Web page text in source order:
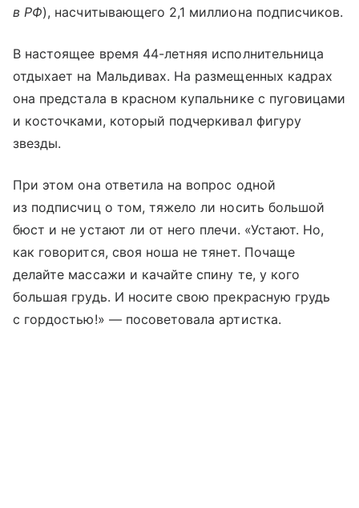
в РФ), насчитывающего 2,1 миллиона подписчиков.
В настоящее время 44-летняя исполнительница
отдыхает на Мальдивах. На размещенных кадрах
она предстала в красном купальнике с пуговицами
и косточками, который подчеркивал фигуру
звезды.
При этом она ответила на вопрос одной
из подписчиц о том, тяжело ли носить большой
бюст и не устают ли от него плечи. «Устают. Но,
как говорится, своя ноша не тянет. Почаще
делайте массажи и качайте спину те, у кого
большая грудь. И носите свою прекрасную грудь
с гордостью!» — посоветовала артистка.